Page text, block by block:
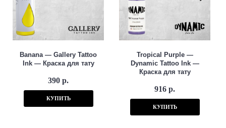
Banana — Gallery Tattoo
Ink — Краска для тату
390 р.
КУПИТЬ
Tropical Purple —
Dynamic Tattoo Ink —
Краска для тату
916 р.
КУПИТЬ